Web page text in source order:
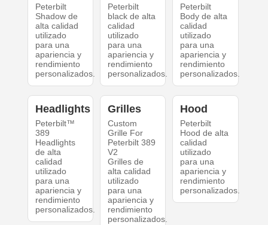
Peterbilt
Shadow de
alta calidad
utilizado
para una
apariencia y
rendimiento
personalizados.
Peterbilt
black de alta
calidad
utilizado
para una
apariencia y
rendimiento
personalizados.
Peterbilt
Body de alta
calidad
utilizado
para una
apariencia y
rendimiento
personalizados.
Headlights
Peterbilt™
389
Headlights
de alta
calidad
utilizado
para una
apariencia y
rendimiento
personalizados.
Grilles
Custom
Grille For
Peterbilt 389
V2
Grilles de
alta calidad
utilizado
para una
apariencia y
rendimiento
personalizados.
Hood
Peterbilt
Hood de alta
calidad
utilizado
para una
apariencia y
rendimiento
personalizados.